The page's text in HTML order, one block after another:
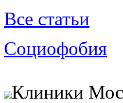
Все статьи
Социофобия
Клиники